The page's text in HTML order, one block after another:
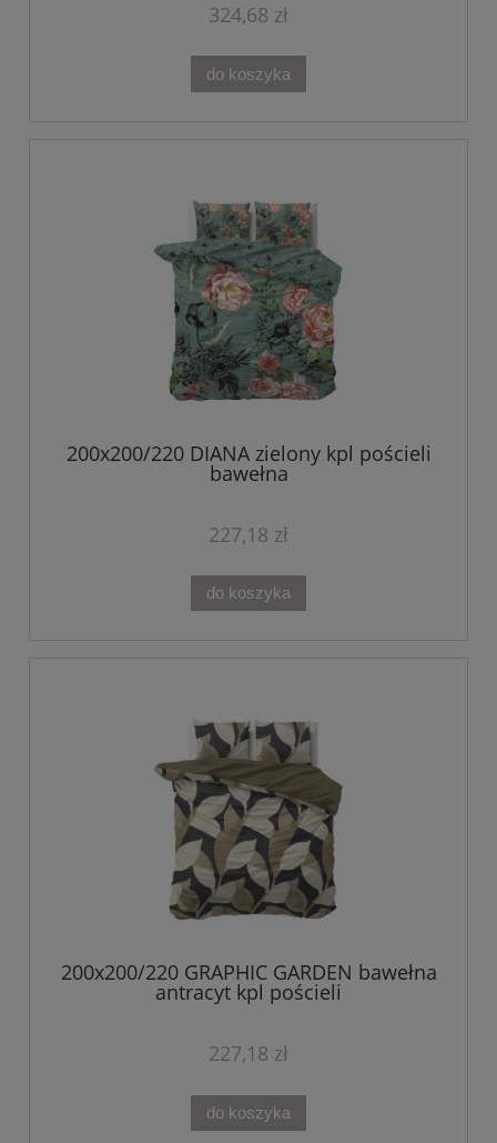
324,68 zł
do koszyka
200x200/220 DIANA zielony kpl pościeli
bawełna
227,18 zł
do koszyka
200x200/220 GRAPHIC GARDEN bawełna
antracyt kpl pościeli
227,18 zł
do koszyka